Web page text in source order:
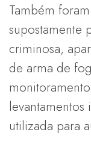
Também
supostamente
criminosa,
de arma de
utilizada para